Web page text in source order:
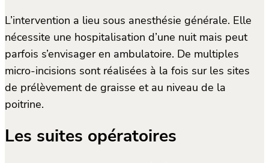
L’intervention a lieu sous anesthésie générale. Elle
nécessite une hospitalisation d’une nuit mais peut
parfois s’envisager en ambulatoire. De multiples
micro-incisions sont réalisées à la fois sur les sites
de prélèvement de graisse et au niveau de la
poitrine.
Les suites opératoires